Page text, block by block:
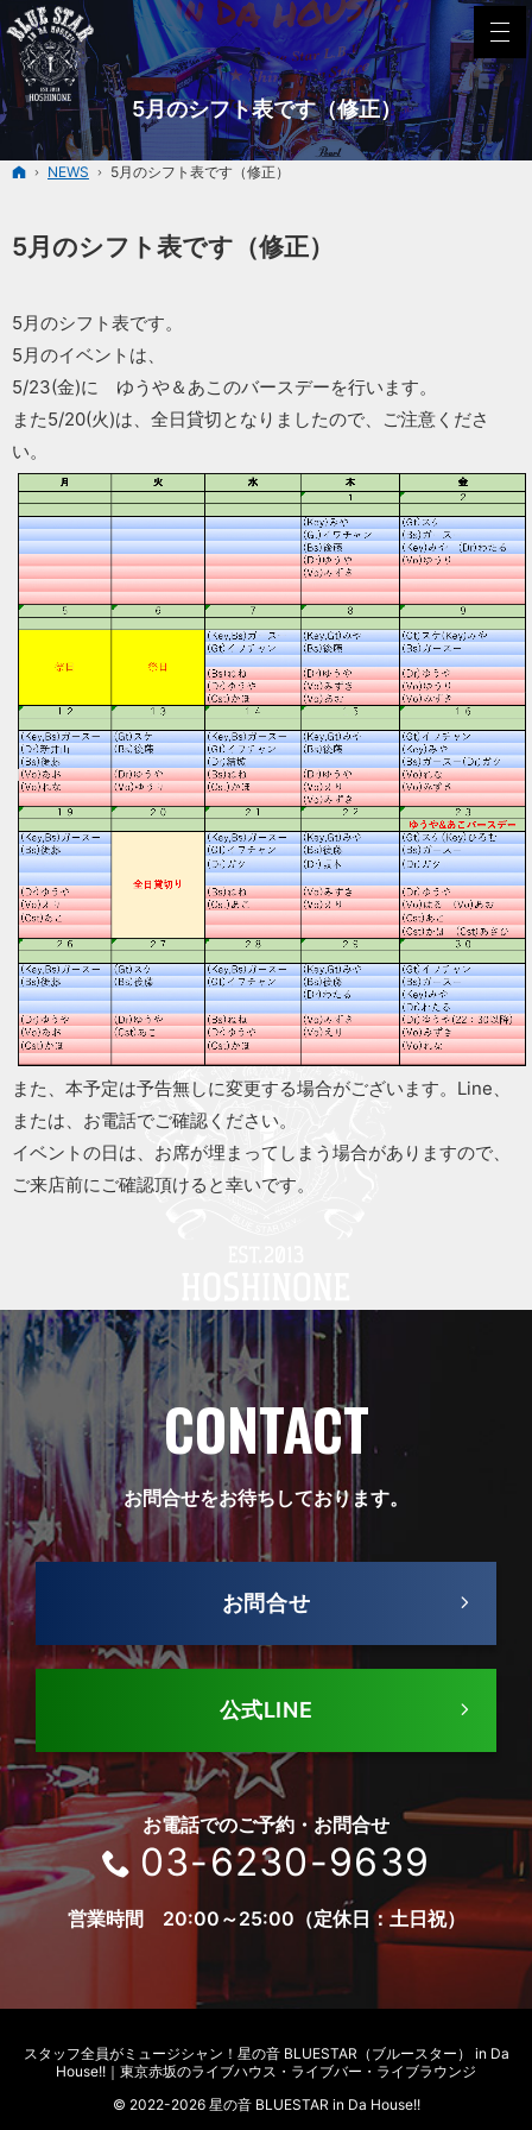
5月のシフト表です（修正）
ホーム
NEWS 5月のシフト表です（修正）
5月のシフト表です（修正）
5月のシフト表です。
5月のイベントは、
5/23(金)に ゆうや＆あこのバースデーを行います。
また5/20(火)は、全日貸切となりましたので、ご注意くださ
い。
また、本予定は予告無しに変更する場合がございます。Line、
または、お電話でご確認ください。
イベントの日は、お席が埋まってしまう場合がありますので、
ご来店前にご確認頂けると幸いです。
CONTACT
お問合せをお待ちしております。
お問合せ
公式LINE
お電話でのご予約・お問合せ
03-6230-9639
営業時間 20:00～25:00（定休日：土日祝）
© 2022-2026 星の音 BLUESTAR in Da House!!
スタッフ全員がミュージシャン！ 星の音 BLUESTAR（ブルースター） in Da
House!!｜東京赤坂のライブハウス・ライブバー・ライブラウンジ